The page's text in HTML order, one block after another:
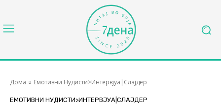
Дома Емотивни Нудисти>Интервјуа|Слајдер
ЕМОТИВНИ НУДИСТИ>ИНТЕРВЈУА|СЛАЈДЕР